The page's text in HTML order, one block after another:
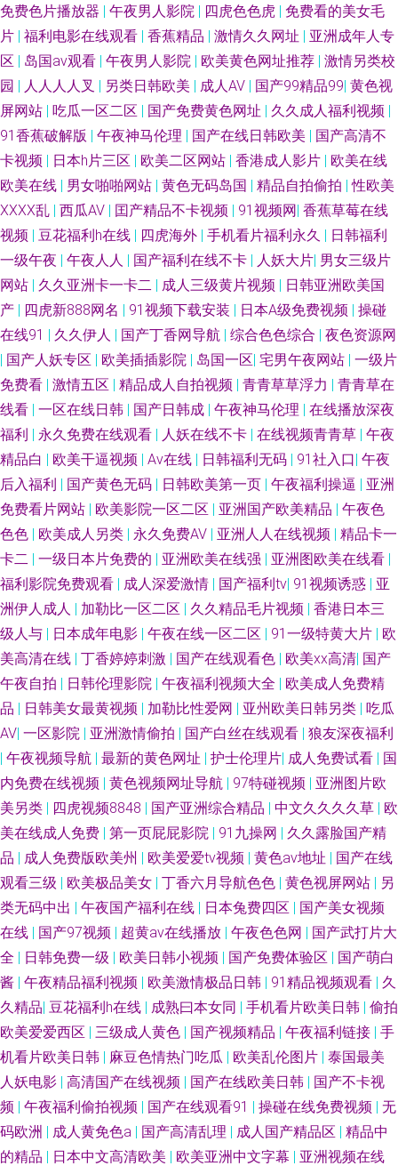
合AB 人人妻人人摸 日本不卡AC 欧美人妻BBw 美女免费三级 欧日色网 蜜桃
伊人超碰桃色 日韩成人网站 欧美做爱精品 色五月视频 日韩二页 青草久久婷
日本女人性淫视频 91大神bt av亚洲东方 俺去啦AV官方 97资源人人 91网址
大全 91豆花打开 91蜜臀人妻 六月天午夜情视频 午夜伦理福利 午夜久色 婷
院 午夜精品影院 天天拍天天干 日韩av社区 香蕉自拍网 午夜激情黄色 91大
神视频污 中文字幕视频91 亚州另类10页 视频偷拍一区18 日韩色网wy 三级
片中日韩 日韩色图中文字幕 日韩e级免费 日韩草草草 伊人97 伊人内射 亚洲
另类激情小说 天堂资源av 日韩黄色AV 午夜福利A片官网 天天干天操 色色的
天堂 人妖最新专区 欧美内射网站 欧美性爱A片 欧美成人99密芽 蜜桃av第一
页 蜜桃社私拍 蜜臀人妻系列 蜜芽成人网站 久色婷婷网 久草福利视频 激情妞
妞色 青青草久久 欧美色网5 美女在线91 九一网页版 国内成人在线AⅤ 韩国理
论av电影 青青青操 日韩福利社1区 青青草视频国产 欧美一二 午夜久久影院
亚洲潮喷在线播放 微拍福利1区 三极午夜影院 日本玖玖情色 午夜福利传媒
伪娘高潮丝足小说 色综合电影 日本黄色 日韩A1电影 青青青青青操 人人肏在
线视频 人妻福利剧场 欧美黑人大吊 视频福利在线看 日日曹干 日本AⅤ网址
欧美日韩在线射精 天堂网国产 超碰人人鲁人人 国产精品草草 福利视频在线
播放 成人久久艹 丁香五月天狠狠撸 男人色导航 青娱乐AV网站 狠狠久久乐
玖玖资源 51草逼 美女黄视WW 做爱网站91 欧美天堂乱码 91看片视频 玖玖
玖玖色 AVBT 人妻欧美啪啪啪 超碰97av 浮力草草黄色 狼牙五月天婷婷 一本
道做爱 欧美专区中文 草莓com 亚洲春色小说网 伦理福利影院 www国产91
欧美色图综合网 99微拍福利 欧美性aaaaa 97人妻超碰 白丝jk后入 超碰96
WWW俺去也 99热22 91中文熟女 第一福利社区导航 国产HD女人 国产性爱
图 国产极品少 狠狠干2025 狠狠干在线观看 国内草逼中文字幕 国产精品尤物
91 国产人妖另类 精品自拍4 国产精品第36页 日本不卡二区 青娱乐91国产 欧
免费色片播放器 | 午夜男人影院 | 四虎色色虎 | 免费看的美女毛
片 | 福利电影在线观看 | 香蕉精品 | 激情久久网址 | 亚洲成年人专
区 | 岛国av观看 | 午夜男人影院 | 欧美黄色网址推荐 | 激情另类校
园 | 人人人人叉 | 另类日韩欧美 | 成人AV | 国产99精品99| 黄色视
屏网站 | 吃瓜一区二区 | 国产免费黄色网址 | 久久成人福利视频 |
91香蕉破解版 | 午夜神马伦理 | 国产在线日韩欧美 | 国产高清不
卡视频 | 日本h片三区 | 欧美二区网站 | 香港成人影片 | 欧美在线
欧美在线 | 男女啪啪网站 | 黄色无码岛国 | 精品自拍偷拍 |性欧美
ⅩⅩⅩⅩ乱 | 西瓜AV | 囯产精品不卡视频 | 91视频网| 香蕉草莓在线
视频 | 豆花福利h在线 | 四虎海外 | 手机看片福利永久 | 日韩福利
一级午夜 | 午夜人人 | 国产福利在线不卡 | 人妖大片| 男女三级片
网站 | 久久亚洲卡一卡二 | 成人三级黄片视频 | 日韩亚洲欧美国
产 | 四虎新888网名 | 91视频下载安装 | 日本A级免费视频 | 操碰
在线91 | 久久伊人 | 国产丁香网导航 | 综合色色综合 | 夜色资源网
| 国产人妖专区 | 欧美插插影院 | 岛国一区| 宅男午夜网站 | 一级片
免费看 | 激情五区 | 精品成人自拍视频 | 青青草草浮力 | 青青草在
线看 | 一区在线日韩 | 国产日韩成 | 午夜神马伦理 | 在线播放深夜
福利 | 永久免费在线观看 | 人妖在线不卡 | 在线视频青青草 | 午夜
精品白 | 欧美干逼视频 | Av在线 | 日韩福利无码 | 91社入口| 午夜
后入福利 | 国产黄色无码 | 日韩欧美第一页 | 午夜福利操逼 | 亚洲
免费看片网站 | 欧美影院一区二区 | 亚洲国产欧美精品 | 午夜色
色色 | 欧美成人另类 | 永久免费AV | 亚洲人人在线视频 | 精品卡一
卡二 | 一级日本片免费的 | 亚洲欧美在线强 | 亚洲图欧美在线看 |
福利影院免费观看 | 成人深爱激情 | 国产福利tv| 91视频诱惑 | 亚
洲伊人成人 | 加勒比一区二区 | 久久精品毛片视频 | 香港日本三
级人与 | 日本成年电影 | 午夜在线一区二区 | 91一级特黄大片 | 欧
美高清在线 | 丁香婷婷刺激 | 国产在线观看色 | 欧美xx高清| 国产
午夜自拍 | 日韩伦理影院 | 午夜福利视频大全 | 欧美成人免费精
品 | 日韩美女最黄视频 | 加勒比性爱网 | 亚州欧美日韩另类 | 吃瓜
AV| 一区影院 | 亚洲激情偷拍 | 国产白丝在线观看 | 狼友深夜福利
| 午夜视频导航 | 最新的黄色网址 | 护士伦理片| 成人免费试看 | 国
内免费在线视频 | 黄色视频网址导航 | 97特碰视频 | 亚洲图片欧
美另类 | 四虎视频8848 | 国产亚洲综合精品 | 中文久久久久草 | 欧
美在线成人免费 | 第一页屁屁影院 | 91九操网 | 久久露脸国产精
品 | 成人免费版欧美州 | 欧美爱爱tv视频 | 黄色av地址 | 国产在线
观看三级 | 欧美极品美女 | 丁香六月导航色色 | 黄色视屏网站 | 另
类无码中出 | 午夜国产福利在线 | 日本兔费四区 | 国产美女视频
在线 | 国产97视频 | 超黄av在线播放 | 午夜色色网 | 国产武打片大
全 | 日韩免费一级 | 欧美日韩小视频 | 国产免费体验区 | 国产萌白
酱 | 午夜精品福利视频 | 欧美激情极品日韩 | 91精品视频观看 | 久
久精品| 豆花福利h在线 | 成熟曰本女同 | 手机看片欧美日韩 | 偷拍
欧美爱爱西区 | 三级成人黄色 | 国产视频精品 | 午夜福利链接 | 手
机看片欧美日韩 | 麻豆色情热门吃瓜 | 欧美乱伦图片 | 泰国最美
人妖电影 | 高清国产在线视频 | 国产在线欧美日韩 | 国产不卡视
频 | 午夜福利偷拍视频 | 国产在线观看91 | 操碰在线免费视频 | 无
码欧洲 | 成人黄免色a | 国产高清乱理 | 成人国产精品区 | 精品中
的精品 | 日本中文高清欧美 | 欧美亚洲中文字幕 | 亚洲视频在线